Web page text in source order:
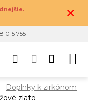
×
015 755
Doplnky k zirkónom
zlato